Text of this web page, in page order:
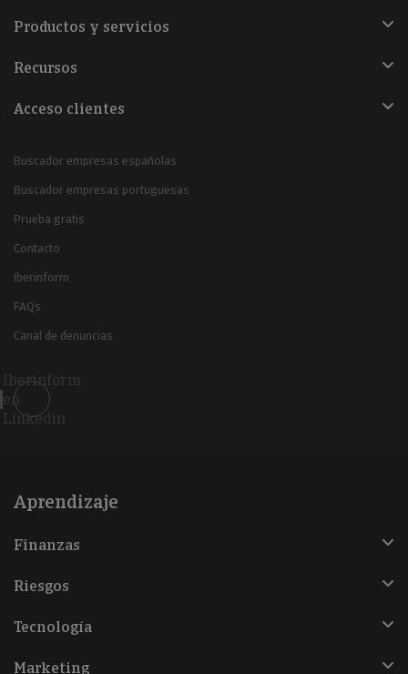
Productos y servicios
Recursos
Acceso clientes
Buscador empresas españolas
Buscador empresas portuguesas
Prueba gratis
Contacto
Iberinform
FAQs
Canal de denuncias
Iberinform
en
Linkedin
Aprendizaje
Finanzas
Riesgos
Tecnología
Marketing